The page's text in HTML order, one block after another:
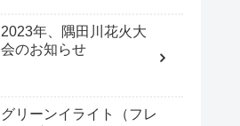
2023年、隅田川花火大
会のお知らせ
グリーンイライト（フレ